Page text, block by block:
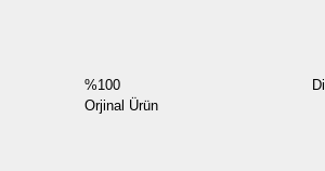
%100
Orjinal Ürün